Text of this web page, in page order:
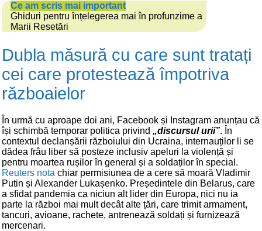
Ce am scris mai important
Ghiduri pentru înțelegerea mai în profunzime a
Marii Resetări
Dubla măsură cu care sunt tratați
cei care protestează împotriva
războaielor
În urmă cu aproape doi ani, Facebook și Instagram anunțau că
își schimbă temporar politica privind „discursul urii”. În
contextul declanșării războiului din Ucraina, internauților li se
dădea frâu liber să posteze inclusiv apeluri la violență și
pentru moartea rușilor în general și a soldaților în special.
Reuters nota chiar permisiunea de a cere să moară Vladimir
Putin și Alexander Lukașenko. Președintele din Belarus, care
a sfidat pandemia ca niciun alt lider din Europa, nici nu ia
parte la război mai mult decât alte țări, care trimit armament,
tancuri, avioane, rachete, antrenează soldați și furnizează
mercenari.